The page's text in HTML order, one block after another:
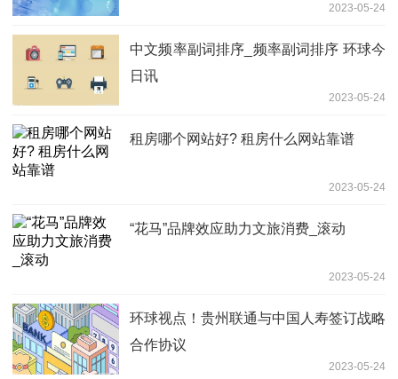
2023-05-24
中文频率副词排序_频率副词排序 环球今
日讯
2023-05-24
租房哪个网站好? 租房什么网站靠谱
2023-05-24
“花马”品牌效应助力文旅消费_滚动
2023-05-24
环球视点！贵州联通与中国人寿签订战略
合作协议
2023-05-24